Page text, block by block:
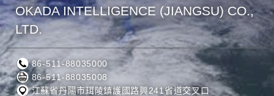
OKADA INTELLIGENCE (JIANGSU) CO.,
LTD.
86-511-88035000
86-511-88035008
江蘇省丹陽市珥陵鎮護國路興241省道交叉口